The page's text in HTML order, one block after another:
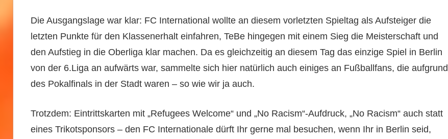
Die Ausgangslage war klar: FC International wollte an diesem vorletzten Spieltag als Aufsteiger die
letzten Punkte für den Klassenerhalt einfahren, TeBe hingegen mit einem Sieg die Meisterschaft und
den Aufstieg in die Oberliga klar machen. Da es gleichzeitig an diesem Tag das einzige Spiel in Berlin
von der 6.Liga an aufwärts war, sammelte sich hier natürlich auch einiges an Fußballfans, die aufgrund
des Pokalfinals in der Stadt waren – so wie wir ja auch.
Trotzdem: Eintrittskarten mit „Refugees Welcome“ und „No Racism“-Aufdruck, „No Racism“ auch statt
eines Trikotsponsors – den FC Internationale dürft Ihr gerne mal besuchen, wenn Ihr in Berlin seid,